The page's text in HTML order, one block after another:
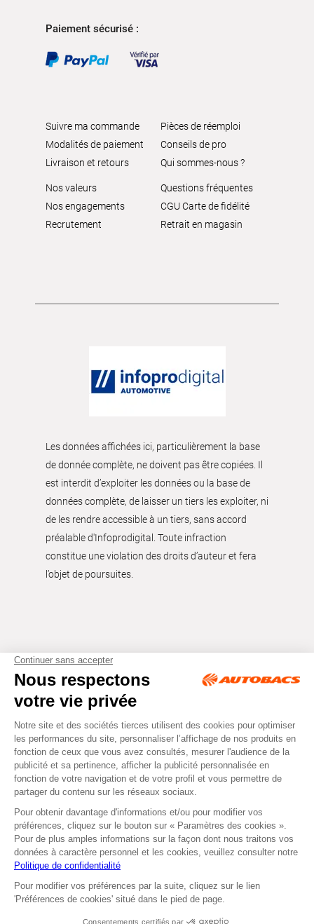
Paiement sécurisé :
Suivre ma commande
Modalités de paiement
Livraison et retours
Pièces de réemploi
Conseils de pro
Qui sommes-nous ?
Nos valeurs
Nos engagements
Recrutement
Questions fréquentes
CGU Carte de fidélité
Retrait en magasin
Les données affichées ici, particulièrement la base
de donnée complète, ne doivent pas être copiées. Il
est interdit d’exploiter les données ou la base de
données complète, de laisser un tiers les exploiter, ni
de les rendre accessible à un tiers, sans accord
préalable d'Infoprodigital. Toute infraction
constitue une violation des droits d’auteur et fera
l’objet de poursuites.
Tous droits réservés © Autobacs
Mentions légales RGPD
Cookies CGV
Facebook Instagram